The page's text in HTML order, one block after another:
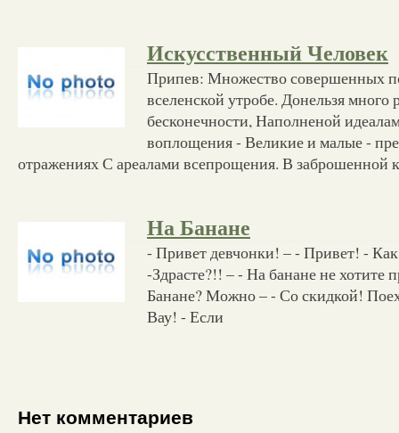
Искусственный Человек
Припев: Множество совершенных
вселенской утробе. Донельзя много
бесконечности, Наполненой
воплощения - Великие и малые -
отражениях С ареалами всепрощения. В заброшенной
На Банане
- Привет девчонки! – - Привет! - Как
-Здрасте?!! – - На банане не хотите
Банане? Можно – - Со скидкой!
Вау! - Если
Нет комментариев